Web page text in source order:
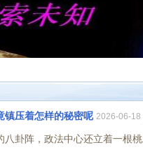
镇压着怎样的秘密呢 2026-06-18
卦阵，政法中心还立着一根